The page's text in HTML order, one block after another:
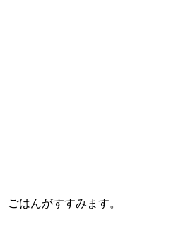
はんがすすみます。